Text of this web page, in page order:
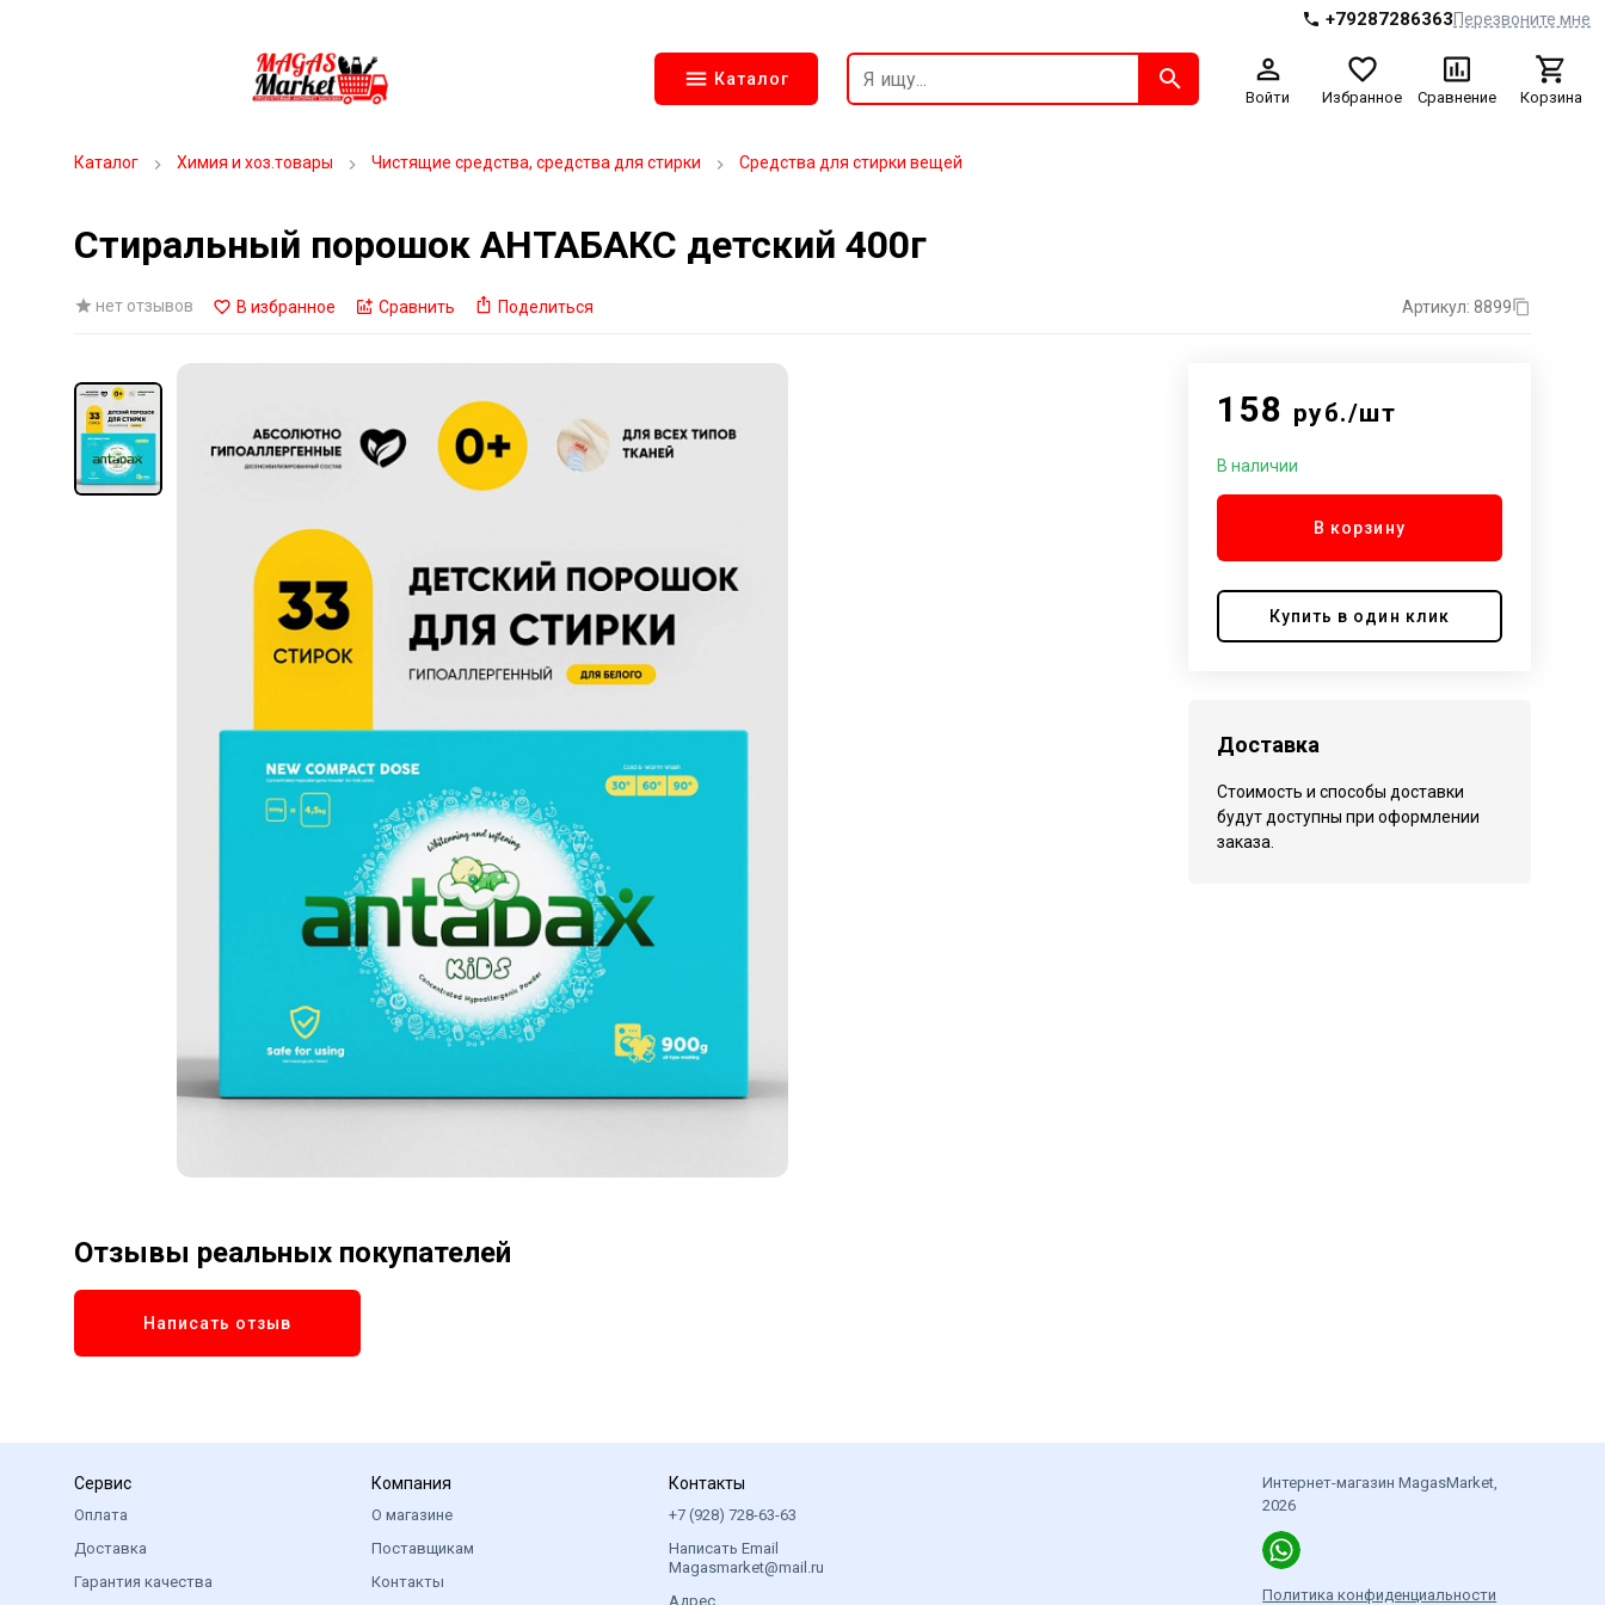
+79287286363Перезвоните мне
Каталог
Войти Избранное Сравнение Корзина
Каталог Химия и хоз.товары Чистящие средства, средства для стирки Средства для стирки вещей
Стиральный порошок АНТАБАКС детский 400г
нет отзывов В избранное Сравнить Поделиться Артикул: 8899
158 руб./шт
В наличии
В корзину
Купить в один клик
Доставка
Стоимость и способы доставки
будут доступны при оформлении
заказа.
Отзывы реальных покупателей
Написать отзыв
Сервис
Оплата
Доставка
Гарантия качества
Компания
О магазине
Поставщикам
Контакты
Контакты
+7 (928) 728-63-63
Написать Email
Magasmarket@mail.ru
Адрес
Интернет-магазин MagasMarket,
2026
Политика конфиденциальности